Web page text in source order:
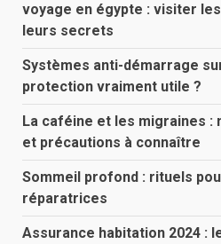
voyage en égypte : visiter
leurs secrets
Systèmes anti-démarrage
protection vraiment utile ?
La caféine et les migraines :
et précautions à connaître
Sommeil profond : rituels
réparatrices
Assurance habitation 2024 :